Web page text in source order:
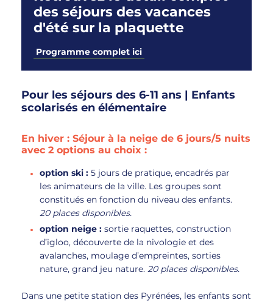
des séjours des vacances
d'été sur la plaquette
Programme complet ici
Pour les séjours des 6-11 ans | Enfants
scolarisés en élémentaire
En hiver : Séjour à la neige de 6 jours/5 nuits
avec 2 options au choix :
option ski : 5 jours de pratique, encadrés par
les animateurs de la ville. Les groupes sont
constitués en fonction du niveau des enfants.
20 places disponibles.
option neige : sortie raquettes, construction
d’igloo, découverte de la nivologie et des
avalanches, moulage d’empreintes, sorties
nature, grand jeu nature. 20 places disponibles.
Dans une petite station des Pyrénées, les enfants sont